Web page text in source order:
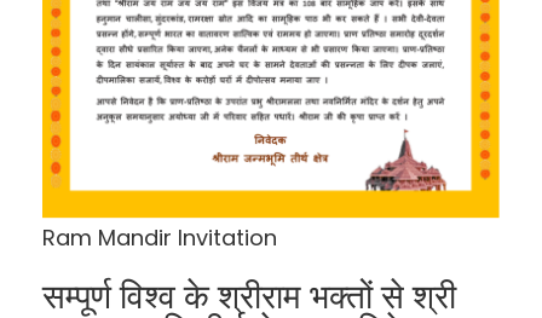
Ram Mandir Invitation
सम्पूर्ण विश्व के श्रीराम भक्तों से श्री